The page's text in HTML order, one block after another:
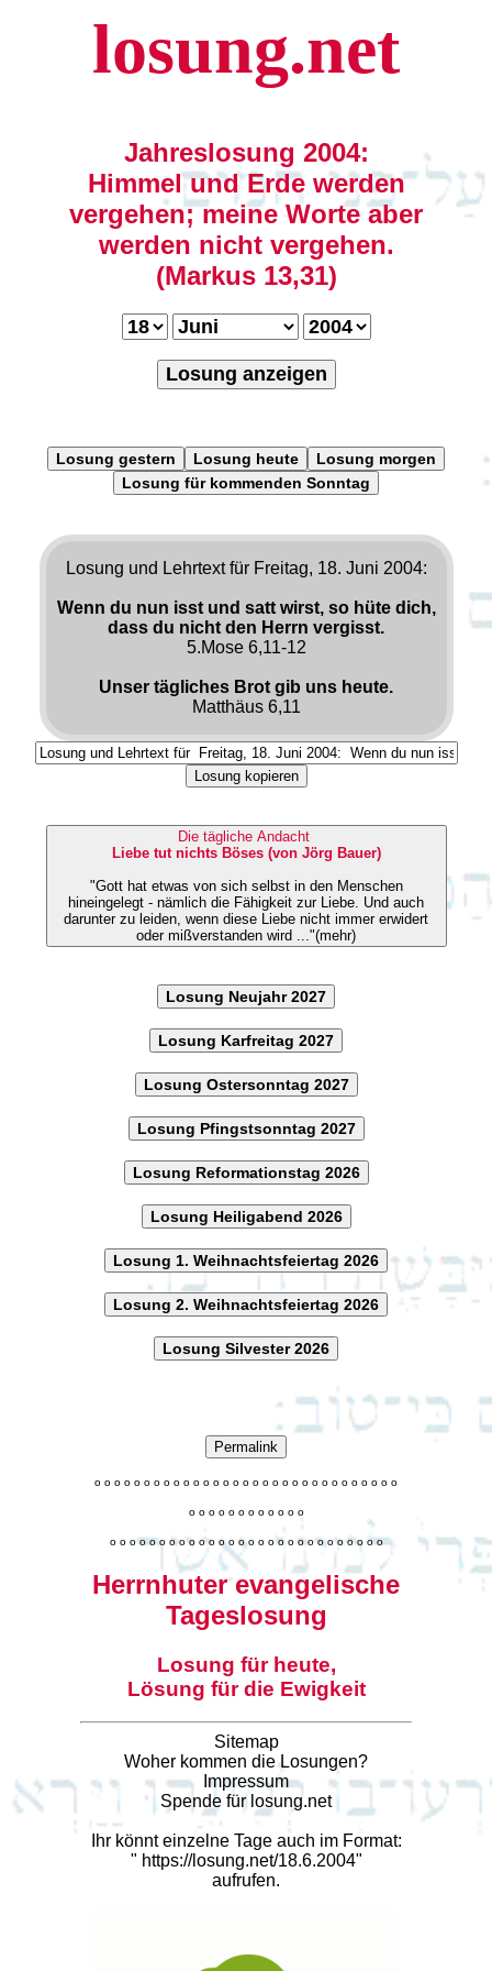
losung.net
Jahreslosung 2004:
Himmel und Erde werden
vergehen; meine Worte aber
werden nicht vergehen.
(Markus 13,31)
Losung anzeigen
Losung gestern Losung heute
Losung morgen
Losung für kommenden Sonntag
Losung und Lehrtext für Freitag, 18. Juni 2004:
Wenn du nun isst und satt wirst, so hüte dich,
dass du nicht den Herrn vergisst.
5.Mose 6,11-12
Unser tägliches Brot gib uns heute.
Matthäus 6,11
Losung kopieren
Die tägliche Andacht
Liebe tut nichts Böses (von Jörg Bauer)
"Gott hat etwas von sich selbst in den Menschen
hineingelegt - nämlich die Fähigkeit zur Liebe. Und auch
darunter zu leiden, wenn diese Liebe nicht immer erwidert
oder mißverstanden wird ..."(mehr)
Losung Neujahr 2027
Losung Karfreitag 2027
Losung Ostersonntag 2027
Losung Pfingstsonntag 2027
Losung Reformationstag 2026
Losung Heiligabend 2026
Losung 1. Weihnachtsfeiertag 2026
Losung 2. Weihnachtsfeiertag 2026
Losung Silvester 2026
Permalink
o o o o o o o o o o o o o o o o o o o o o o o o o o o o o o o
o o o o o o o o o o o o
o o o o o o o o o o o o o o o o o o o o o o o o o o o o
Herrnhuter evangelische
Tageslosung
Losung für heute,
Lösung für die Ewigkeit
Sitemap
Woher kommen die Losungen?
Impressum
Spende für losung.net
Ihr könnt einzelne Tage auch im Format:
" https://losung.net/18.6.2004"
aufrufen.